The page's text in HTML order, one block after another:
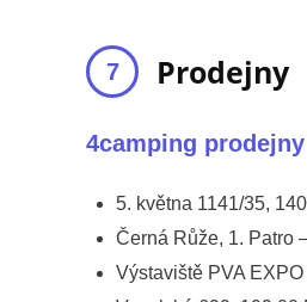
Prodejny
4camping
5. května 1141/35,
Černá Růže, 1. Patro
Výstaviště PVA